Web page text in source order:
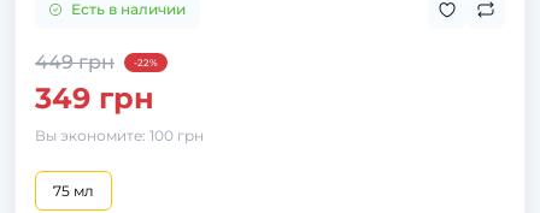
Есть в наличии
449 грн -22%
349 грн
Вы экономите: 100 грн
75 мл